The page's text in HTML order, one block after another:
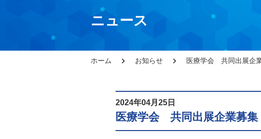
ニュース
ホーム お知らせ 医療学会 共同出展企
2024年04月25日
医療学会 共同出展企業募